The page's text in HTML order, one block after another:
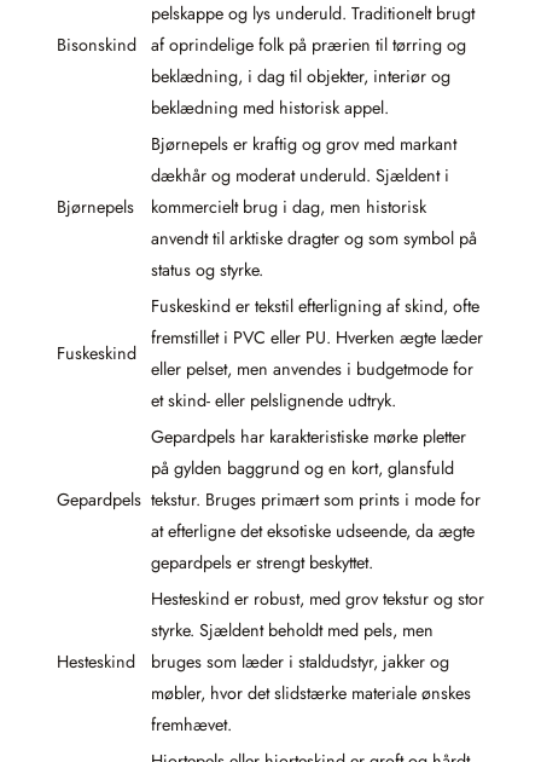
Bisonskind
pelskappe og lys underuld. Traditionelt brugt
af oprindelige folk på prærien til tørring og
beklædning, i dag til objekter, interiør og
beklædning med historisk appel.
Bjørnepels
Bjørnepels er kraftig og grov med markant
dækhår og moderat underuld. Sjældent i
kommercielt brug i dag, men historisk
anvendt til arktiske dragter og som symbol på
status og styrke.
Fuskeskind
Fuskeskind er tekstil efterligning af skind, ofte
fremstillet i PVC eller PU. Hverken ægte læder
eller pelset, men anvendes i budgetmode for
et skind- eller pelslignende udtryk.
Gepardpels
Gepardpels har karakteristiske mørke pletter
på gylden baggrund og en kort, glansfuld
tekstur. Bruges primært som prints i mode for
at efterligne det eksotiske udseende, da ægte
gepardpels er strengt beskyttet.
Hesteskind
Hesteskind er robust, med grov tekstur og stor
styrke. Sjældent beholdt med pels, men
bruges som læder i staldudstyr, jakker og
møbler, hvor det slidstærke materiale ønskes
fremhævet.